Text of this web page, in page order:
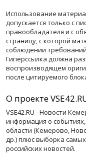
Использование
допускается только с
правообладателя и с
страницу, с которой
соблюдении требований
Гиперссылка должна
воспроизводящем
после цитируемого
О проекте
VSE42.RU - Новости
информация о
области (Кемерово,
др.) плюс выборка
российских новостей.